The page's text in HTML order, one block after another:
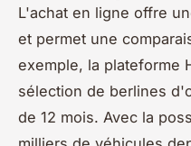
L'achat en ligne offre
et permet une
exemple, la plateforme
sélection de berlines
de 12 mois. Avec la